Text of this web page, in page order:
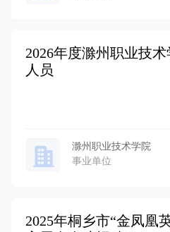
2026年度滁州职业技
人员
滁州职业技术学院
事业单位
2025年桐乡市“金凤凰